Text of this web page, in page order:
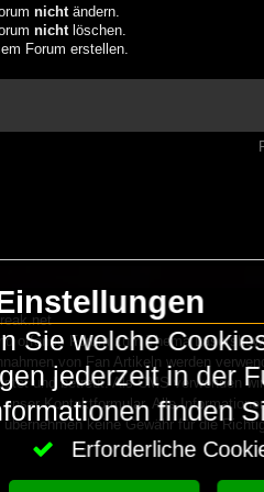
nicht ändern.
nicht löschen.
Forum erstellen.
offenes Forum zum Thema
von Fan Artikeln werden
und betreut. Als CMS verwenden
Kontaktformular. Alle
keine Gewähr für die
Sie welche
jederzeit in der
finden
Erforderliche